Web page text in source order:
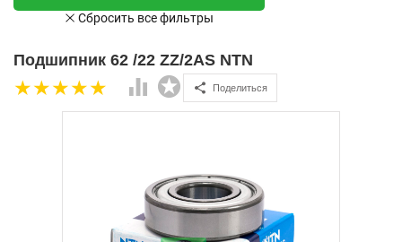
Подшипник 62 /22 ZZ/2AS NTN
Поделиться